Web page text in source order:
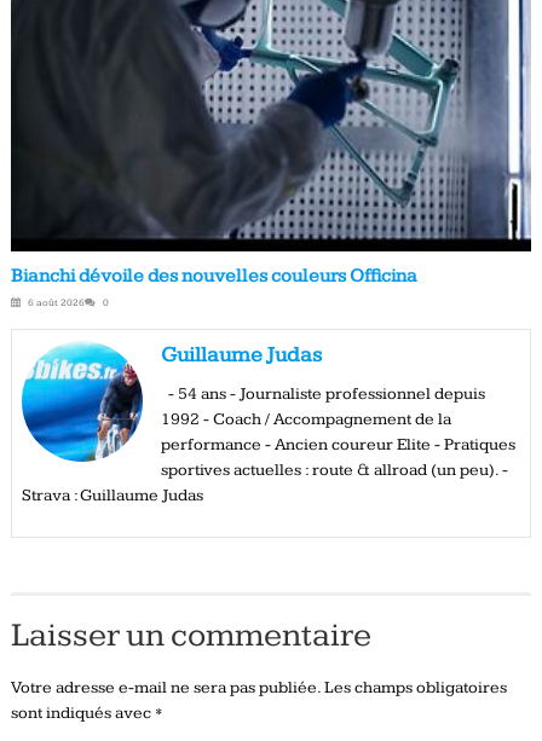
Bianchi dévoile des nouvelles couleurs Officina
6 août 2026 0
Guillaume Judas
- 54 ans - Journaliste professionnel depuis
1992 - Coach / Accompagnement de la
performance - Ancien coureur Elite - Pratiques
sportives actuelles : route & allroad (un peu). -
Strava : Guillaume Judas
Laisser un commentaire
Votre adresse e-mail ne sera pas publiée.Les champs obligatoires
sont indiqués avec *